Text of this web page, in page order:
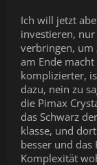
Ich will jetzt
investieren,
verbringen, um
am Ende
komplizierter,
dazu, nein zu
die Pimax
das Schwarz
klasse, und
besser und das
Komplexität